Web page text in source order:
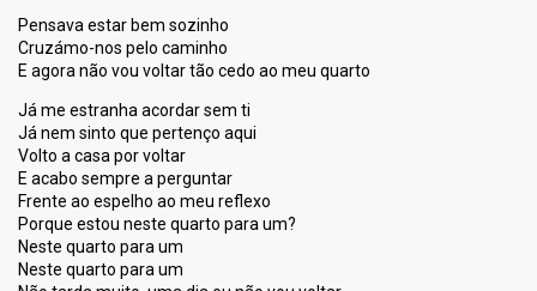
Pensava estar bem sozinho
Cruzámo-nos pelo caminho
E agora não vou voltar tão cedo ao meu quarto
Já me estranha acordar sem ti
Já nem sinto que pertenço aqui
Volto a casa por voltar
E acabo sempre a perguntar
Frente ao espelho ao meu reflexo
Porque estou neste quarto para um?
Neste quarto para um
Neste quarto para um